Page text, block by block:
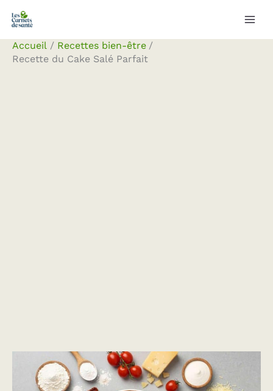
Aller
contenu
Accueil
Recettes bien-être
Recette du Cake Salé Parfait
Rechercher